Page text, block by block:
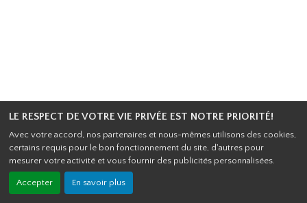
LE RESPECT DE VOTRE VIE PRIVÉE EST NOTRE PRIORITÉ!
Avec votre accord, nos partenaires et nous-mêmes utilisons des cookies,
certains requis pour le bon fonctionnement du site, d'autres pour
mesurer votre activité et vous fournir des publicités personnalisées.
Accepter En savoir plus